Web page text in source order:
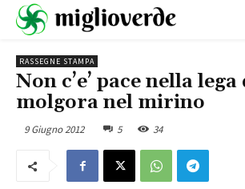
RASSEGNE STAMPA
Non c’e’ pace nella
molgora nel mirino
9 Giugno 2012 5 34